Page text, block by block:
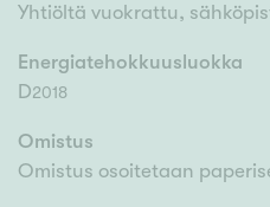
Yhtiöltä vuokrattu,
Energiatehokkuusluokka
D2018
Omistus
Omistus osoitetaan